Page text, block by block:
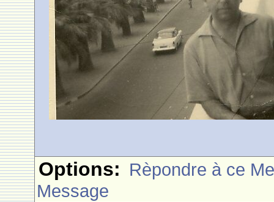
Options: Rèpondre à ce
Message